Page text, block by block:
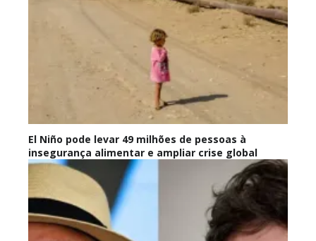
El Niño pode levar 49 milhões de pessoas à
insegurança alimentar e ampliar crise global